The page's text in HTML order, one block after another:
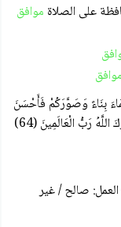
على الصلاة موافق
بِنَاءً وَصَوَّرَكُمْ فَأَحْسَنَ
صُوَرَكُمْ وَرَزَقَكُم مِّنَ الطَّيِّبَاتِ ۚ ذَٰلِكُمُ اللَّهُ رَبُّكُمْ ۖ فَتَبَارَكَ اللَّهُ رَبُّ الْعَالَمِينَ (64)
صالح / غير